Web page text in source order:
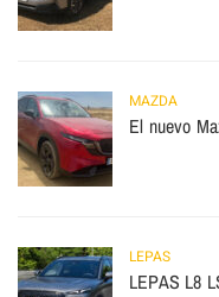
MAZDA
El nuevo
LEPAS
LEPAS L8